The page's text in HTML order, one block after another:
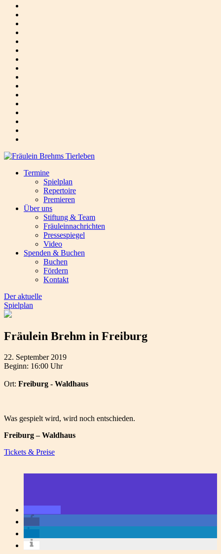
Termine
Spielplan
Repertoire
Premieren
Über uns
Stiftung & Team
Fräuleinnachrichten
Pressespiegel
Video
Spenden & Buchen
Buchen
Fördern
Kontakt
Der aktuelle
Spielplan
Fräulein Brehm in Freiburg
22. September 2019
Beginn: 16:00 Uhr
Ort: Freiburg - Waldhaus
Was gespielt wird, wird noch entschieden.
Freiburg – Waldhaus
Tickets & Preise